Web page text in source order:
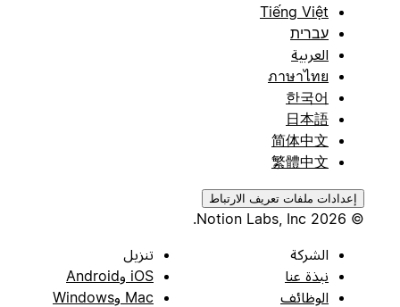
Tiếng Việt
עברית
العربية
ภาษาไทย
한국어
日本語
简体中文
繁體中文
إعدادات ملفات تعريف الارتباط
الشركة
نبذة عنا
الوظائف
تنزيل
iOS وAndroid
Mac وWindows